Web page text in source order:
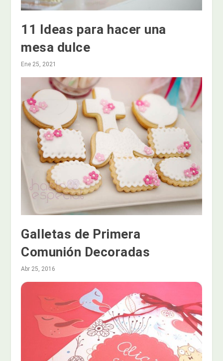
11 Ideas para hacer una
mesa dulce
Ene 25, 2021
Galletas de Primera
Comunión Decoradas
Abr 25, 2016